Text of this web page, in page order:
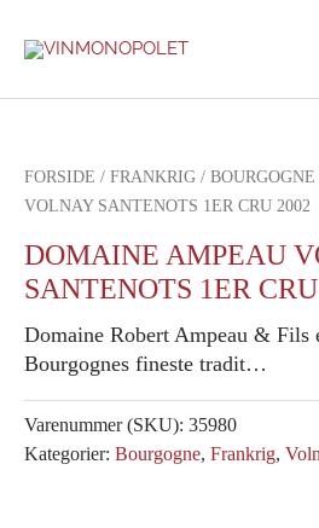
FORSIDE / FRANKRIG / BOURGOGNE
VOLNAY SANTENOTS 1ER CRU 2002
DOMAINE AMPEAU
SANTENOTS 1ER
Domaine Robert Ampeau & Fils
Bourgognes fineste tradit…
Varenummer (SKU): 35980
Kategorier: Bourgogne, Frankrig,